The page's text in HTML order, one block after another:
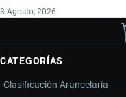
3 Agosto, 2026
CATEGORÍAS
Clasificación Arancelaria